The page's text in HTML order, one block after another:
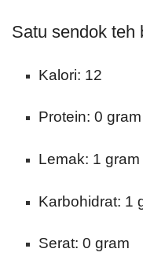
Satu sendok teh
Kalori: 12
Protein: 0 gram
Lemak: 1 gram
Karbohidrat: 1
Serat: 0 gram